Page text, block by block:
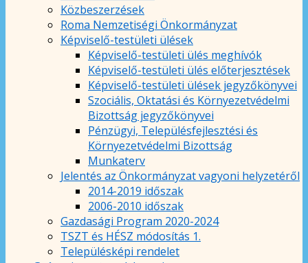
Közbeszerzések
Roma Nemzetiségi Önkormányzat
Képviselő-testületi ülések
Képviselő-testületi ülés meghívók
Képviselő-testületi ülés előterjesztések
Képviselő-testületi ülések jegyzőkönyvei
Szociális, Oktatási és Környezetvédelmi
Bizottság jegyzőkönyvei
Pénzügyi, Településfejlesztési és
Környezetvédelmi Bizottság
Munkaterv
Jelentés az Önkormányzat vagyoni helyzetéről
2014-2019 időszak
2006-2010 időszak
Gazdasági Program 2020-2024
TSZT és HÉSZ módosítás 1.
Településképi rendelet